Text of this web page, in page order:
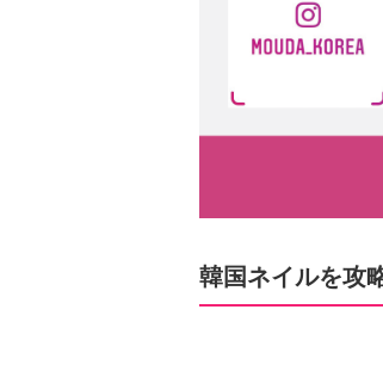
韓国ネイルを攻